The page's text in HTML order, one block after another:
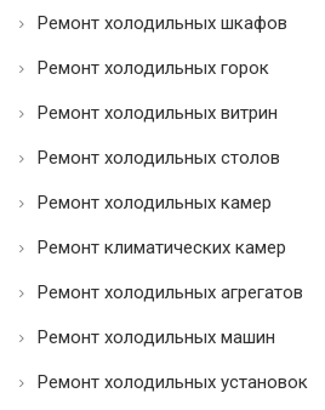
Ремонт холодильных шкафов
Ремонт холодильных горок
Ремонт холодильных витрин
Ремонт холодильных столов
Ремонт холодильных камер
Ремонт климатических камер
Ремонт холодильных агрегатов
Ремонт холодильных машин
Ремонт холодильных установок